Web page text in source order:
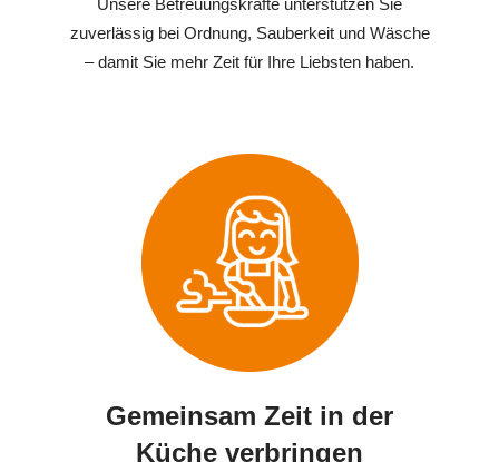
Unsere Betreuungskräfte unterstützen Sie
zuverlässig bei Ordnung, Sauberkeit und Wäsche
– damit Sie mehr Zeit für Ihre Liebsten haben.
Gemeinsam Zeit in der
Küche verbringen